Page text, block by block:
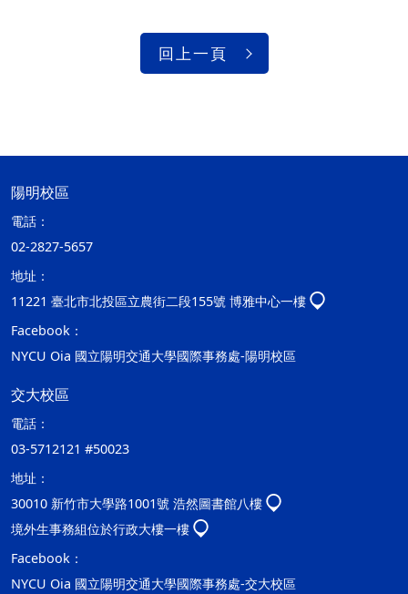
回上一頁
陽明校區
電話：
02-2827-5657
地址：
11221 臺北市北投區立農街二段155號 博雅中心一樓
Facebook：
NYCU Oia 國立陽明交通大學國際事務處-陽明校區
交大校區
電話：
03-5712121 #50023
地址：
30010 新竹市大學路1001號 浩然圖書館八樓
境外生事務組位於行政大樓一樓
Facebook：
NYCU Oia 國立陽明交通大學國際事務處-交大校區